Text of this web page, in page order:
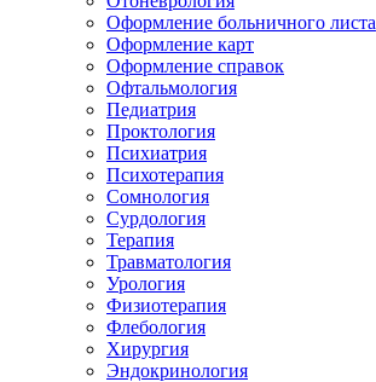
Оформление больничного листа
Оформление карт
Оформление справок
Офтальмология
Педиатрия
Проктология
Психиатрия
Психотерапия
Сомнология
Сурдология
Терапия
Травматология
Урология
Физиотерапия
Флебология
Хирургия
Эндокринология